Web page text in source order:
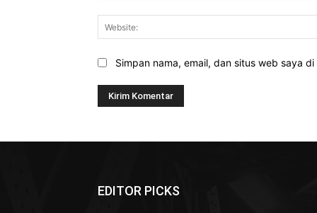
Simpan nama, email, dan situs web saya
EDITOR PICKS